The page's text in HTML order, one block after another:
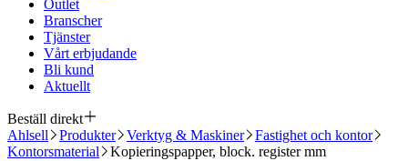
Outlet
Branscher
Tjänster
Vårt erbjudande
Bli kund
Aktuellt
Beställ direkt
Ahlsell
Produkter Verktyg & Maskiner
Fastighet och kontor
Kontorsmaterial
Kopieringspapper, block. register mm